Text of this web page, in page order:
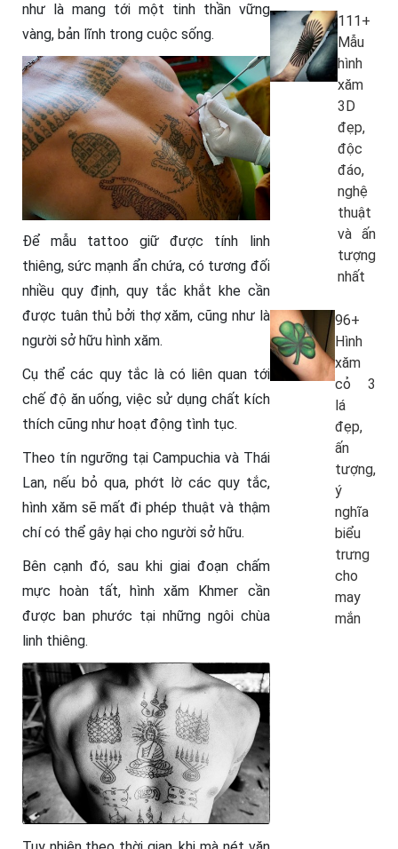
như là mang tới một tinh thần vững
vàng, bản lĩnh trong cuộc sống.
Để mẫu tattoo giữ được tính linh
thiêng, sức mạnh ẩn chứa, có tương đối
nhiều quy định, quy tắc khắt khe cần
được tuân thủ bởi thợ xăm, cũng như là
người sở hữu hình xăm.
Cụ thể các quy tắc là có liên quan tới
chế độ ăn uống, việc sử dụng chất kích
thích cũng như hoạt động tình tục.
Theo tín ngưỡng tại Campuchia và Thái
Lan, nếu bỏ qua, phớt lờ các quy tắc,
hình xăm sẽ mất đi phép thuật và thậm
chí có thể gây hại cho người sở hữu.
Bên cạnh đó, sau khi giai đoạn chấm
mực hoàn tất, hình xăm Khmer cần
được ban phước tại những ngôi chùa
linh thiêng.
111+
Mẫu
hình
xăm
3D
đẹp,
độc
đáo,
nghệ
thuật
và ấn
tượng
nhất
96+
Hình
xăm
cỏ 3
lá
đẹp,
ấn
tượng,
ý
nghĩa
biểu
trưng
cho
may
mắn